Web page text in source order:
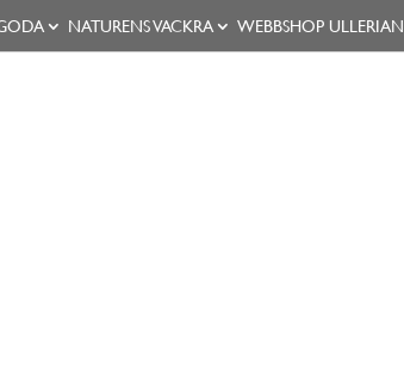
NATURENS VACKRA WEBBSHOP ULLERIAN